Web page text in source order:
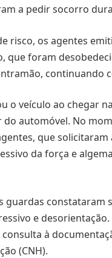
a pedir socorro
risco, os agentes
que foram
continuando
o veículo ao chegar
do automóvel. No
que
da força e
guardas constataram
e
à
(CNH).